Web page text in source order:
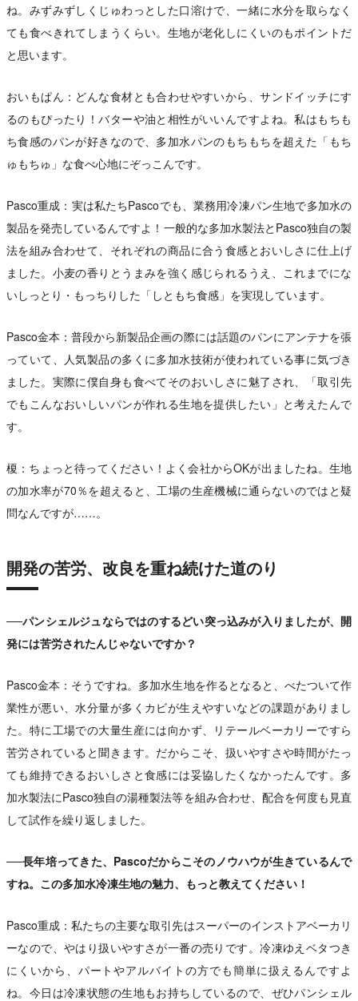
ね。みずみずしくじゅわっとした口溶けで、一緒に水分を取らなく
ても食べきれてしまうくらい。生地が老化しにくいのもポイントだ
と思います。
おいもぱん：どんな食材とも合わせやすいから、サンドイッチにす
るのもぴったり！バターや油と相性がいいんですよね。私はもちも
ち食感のパンが好きなので、多加水パンのもちもちを超えた「もち
ゅもちゅ」な食べ心地にぞっこんです。
Pasco重成：実は私たちPascoでも、業務用冷凍パン生地で多加水の
製品を発売しているんですよ！一般的な多加水製法とPasco独自の製
法を組み合わせて、それぞれの商品に合う食感とおいしさに仕上げ
ました。小麦の香りとうまみを強く感じられるうえ、これまでにな
いしっとり・もっちりした「しともち食感」を実現しています。
Pasco金本：普段から新製品企画の際には話題のパンにアンテナを張
っていて、人気製品の多くに多加水技術が使われている事に気づき
ました。実際に僕自身も食べてそのおいしさに魅了され、「取引先
でもこんなおいしいパンが作れる生地を提供したい」と考えたんで
す。
榎：ちょっと待ってください！よく会社からOKが出ましたね。生地
の加水率が70％を超えると、工場の生産機械に通らないのではと疑
問なんですが……。
開発の苦労、改良を重ね続けた道のり
──パンシェルジュならではのするどい突っ込みが入りましたが、開
発には苦労されたんじゃないですか？
Pasco金本：そうですね。多加水生地を作るとなると、べたついて作
業性が悪い、水分量が多くカビが生えやすいなどの課題がありまし
た。特に工場での大量生産には向かず、リテールベーカリーですら
苦労されていると聞きます。だからこそ、扱いやすさや時間がたっ
ても維持できるおいしさと食感には妥協したくなかったんです。多
加水製法にPasco独自の湯種製法等を組み合わせ、配合を何度も見直
して試作を繰り返しました。
──長年培ってきた、Pascoだからこそのノウハウが生きているんで
すね。この多加水冷凍生地の魅力、もっと教えてください！
Pasco重成：私たちの主要な取引先はスーパーのインストアベーカリ
ーなので、やはり扱いやすさが一番の売りです。冷凍ゆえベタつき
にくいから、パートやアルバイトの方でも簡単に扱えるんですよ
ね。今日は冷凍状態の生地もお持ちしているので、ぜひパンシェル